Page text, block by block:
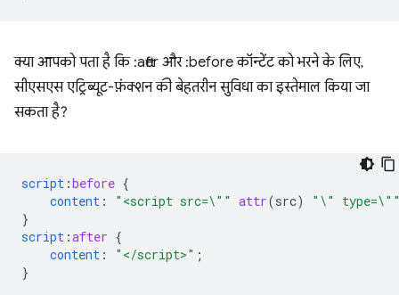
क्या आपको पता है कि :after और :before कॉन्टेंट को भरने के लिए,
सीएसएस एट्रिब्यूट-फ़ंक्शन की बेहतरीन सुविधा का इस्तेमाल किया जा
सकता है?
script :before {
content : "<script src=\"" attr(src)
"\"
}
script :after {
content : "</script>" ;
}